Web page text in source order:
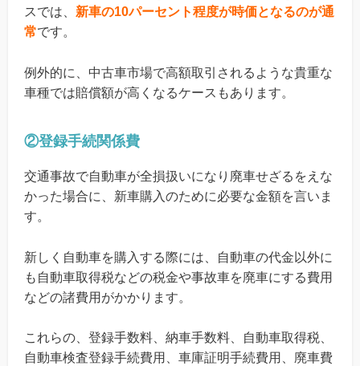
スでは、 新車の10パーセント程度が時価となるのが通
常です。
例外的に、中古車市場で高額取引されるような貴重な
車種では賠償額が高くなるケースもあります。
②登録手続関係費
交通事故で自動車が全損扱いになり廃車せざるをえな
かった場合に、新車購入のために必要な金額を言いま
す。
新しく自動車を購入する際には、自動車の代金以外に
も自動車取得税などの税金や事故車を廃車にする費用
などの諸費用がかかります。
これらの、登録手数料、納車手数料、自動車取得税、
自動車検査登録手続費用、車庫証明手続費用、廃車費